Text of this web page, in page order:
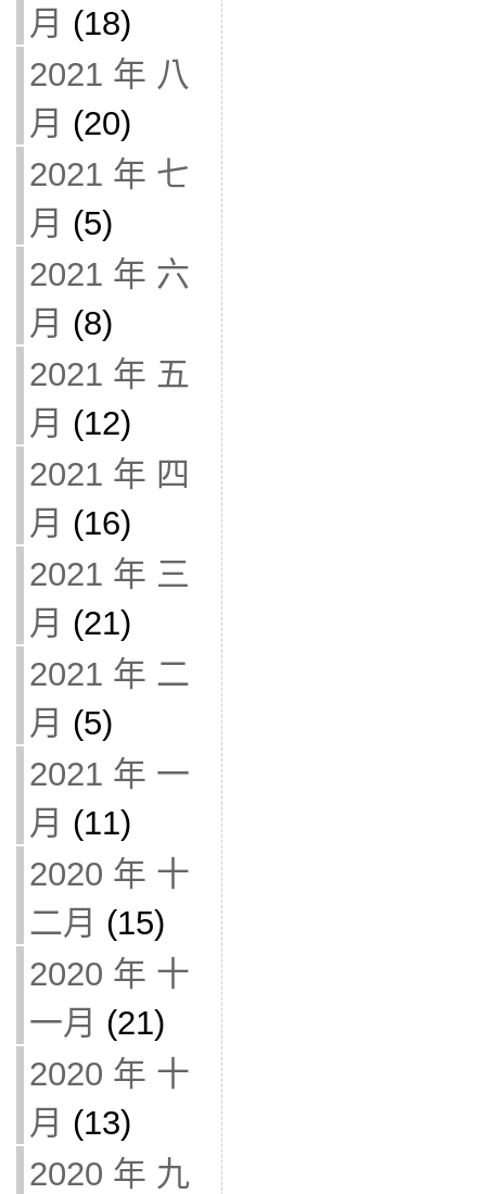
月 (18)
2021 年 八
月 (20)
2021 年 七
月 (5)
2021 年 六
月 (8)
2021 年 五
月 (12)
2021 年 四
月 (16)
2021 年 三
月 (21)
2021 年 二
月 (5)
2021 年 一
月 (11)
2020 年 十
二月 (15)
2020 年 十
一月 (21)
2020 年 十
月 (13)
2020 年 九